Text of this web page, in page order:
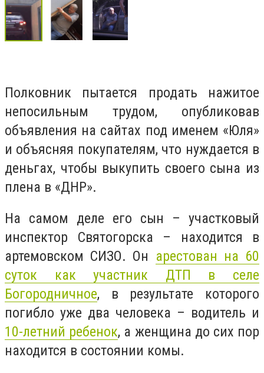
Полковник пытается продать нажитое
непосильным трудом, опубликовав
объявления на сайтах под именем «Юля»
и объясняя покупателям, что нуждается в
деньгах, чтобы выкупить своего сына из
плена в «ДНР».
На самом деле его сын – участковый
инспектор Святогорска – находится в
артемовском СИЗО. Он арестован на 60
суток как участник ДТП в селе
Богородничное, в результате которого
погибло уже два человека – водитель и
10-летний ребенок, а женщина до сих пор
находится в состоянии комы.